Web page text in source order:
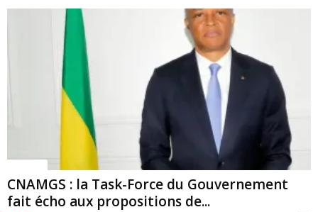
CNAMGS : la Task-Force du Gouvernement
fait écho aux propositions de...